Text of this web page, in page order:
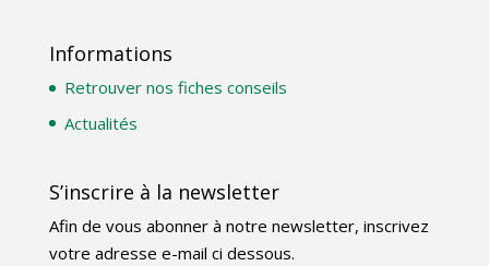
Informations
Retrouver nos fiches conseils
Actualités
S’inscrire à la newsletter
Afin de vous abonner à notre newsletter, inscrivez
votre adresse e-mail ci dessous.